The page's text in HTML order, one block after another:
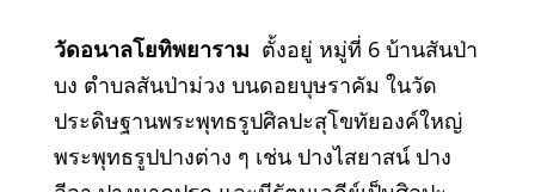
วัดอนาลโยทิพยาราม ตั้งอยู่ หมู่ที่ 6 บ้านสันป่า
บง ตำบลสันป่าม่วง บนดอยบุษราคัม ในวัด
ประดิษฐานพระพุทธรูปศิลปะสุโขทัยองค์ใหญ่
พระพุทธรูปปางต่าง ๆ เช่น ปางไสยาสน์ ปาง